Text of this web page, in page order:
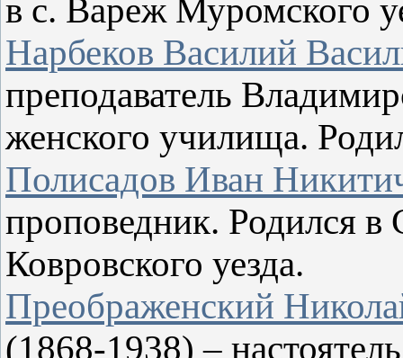
в с. Вареж Муромского
Нарбеков Василий
преподаватель
женского училища.
Полисадов Иван
проповедник. Родился в
Ковровского уезда.
Преображенский
(1868-1938) –